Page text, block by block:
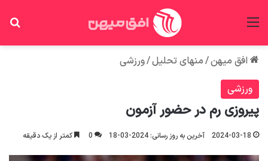
افق میهن/منهای تحلیل/ورزشی
ورزشی
پیروزی رم در حضور آزمون
2024-03-18 آخرین به روز رسانی: 2024-03-18 0 کمتر از یک دقیقه